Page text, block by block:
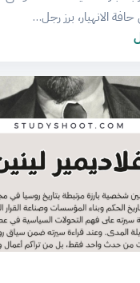
الانهيار، برز رجل…